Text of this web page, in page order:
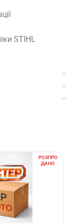
STIHL
РОЗПРО
ДАНО